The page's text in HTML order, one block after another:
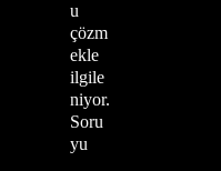
u
çözm
ekle
ilgile
niyor.
Soru
yu